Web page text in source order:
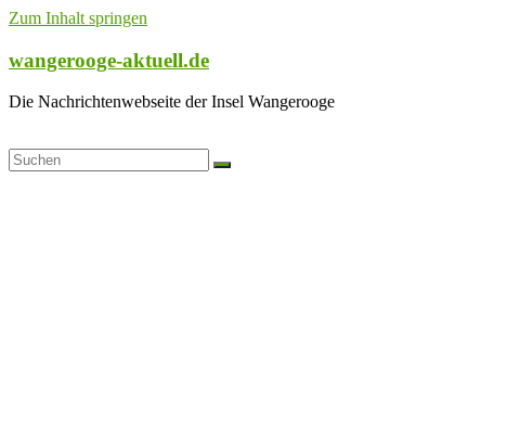
Zum Inhalt springen
wangerooge-aktuell.de
Die Nachrichtenwebseite der Insel Wangerooge